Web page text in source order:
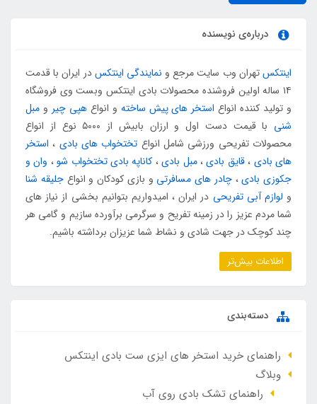
درباره‌ی نویسنده
اینتکستهران وب سایت مرجع و نمایندگی اینتکسدر ایران با قدمت
۱۴ ساله اولین فروشنده محصولات بادی اینتکس وبست وی فروشگاه
و تولید کننده انواع استخر های پیش ساخته و انواعهپی چیر و مبل
شنی
با قیمت دست اول و ارزان بابیش از ۵۰۰۰ نوع از انواع
محصولات تفریحی ورزشی شامل انواع تختخواب های بادی ، استخر
های بادی ،قایق بادی،مبل بادی، کاناپه بادی تختخواب شو، وان و
جکوزی بادی،چادر های مسافرتی و بازی کودکان و انواعجلیقه شنا
و لوازم آبی تفریحی در ایران ، امیدواریم بتوانیم بخشی از نیاز های
شما مردم عزیز را در زمینه تفریح و سرگرمی برآورده سازیم و گامی هر
چند کوچک در جهت شادی و نشاط شما عزیزان برداشته باشیم.
اطلاعات بیش‌تر
دسته‌بندی
راهنمای خرید استخر های ایزی ست بادی اینتکس
وبلاگ
راهنمای تشک بادی روی آب